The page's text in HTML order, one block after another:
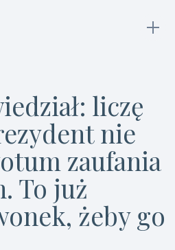
liczę
nie
zaufania
To już
żeby go